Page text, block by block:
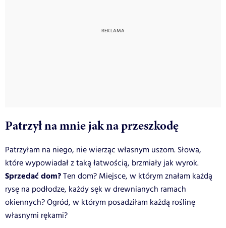
Patrzył na mnie jak na przeszkodę
Patrzyłam na niego, nie wierząc własnym uszom. Słowa,
które wypowiadał z taką łatwością, brzmiały jak wyrok.
Sprzedać dom?Ten dom? Miejsce, w którym znałam każdą
rysę na podłodze, każdy sęk w drewnianych ramach
okiennych? Ogród, w którym posadziłam każdą roślinę
własnymi rękami?